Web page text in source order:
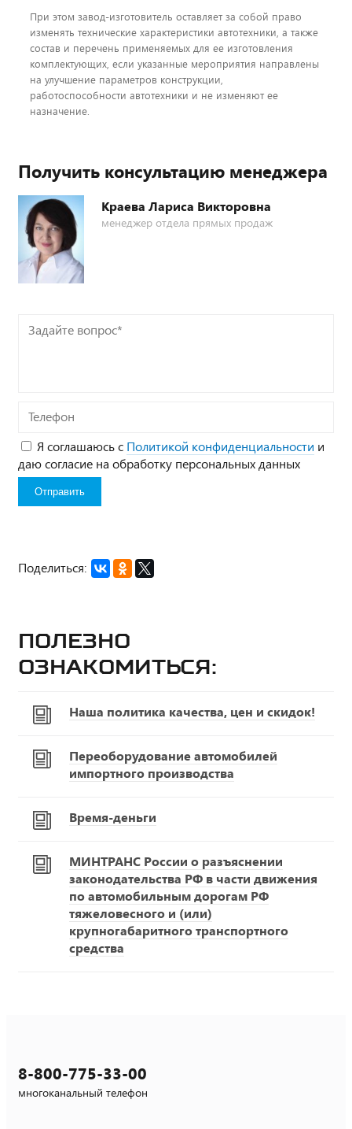
При этом завод-изготовитель оставляет за собой право
изменять технические характеристики автотехники, а также
состав и перечень применяемых для ее изготовления
комплектующих, если указанные мероприятия направлены
на улучшение параметров конструкции,
работоспособности автотехники и не изменяют ее
назначение.
Получить консультацию менеджера
Краева Лариса Викторовна
менеджер отдела прямых продаж
Задайте
вопрос*
Телефон
Я соглашаюсь с Политикой конфиденциальности и
даю согласие на обработку персональных данных
Поделиться:
Полезно
ознакомиться:
Наша политика качества, цен и скидок!
Переоборудование автомобилей
импортного производства
Время-деньги
МИНТРАНС России о разъяснении
законодательства РФ в части движения
по автомобильным дорогам РФ
тяжеловесного и (или)
крупногабаритного транспортного
средства
8-800-775-33-00
многоканальный телефон